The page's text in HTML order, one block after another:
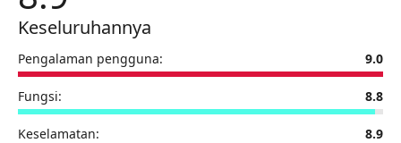
Keseluruhannya
Pengalaman pengguna: 9.0
Fungsi: 8.8
Keselamatan: 8.9